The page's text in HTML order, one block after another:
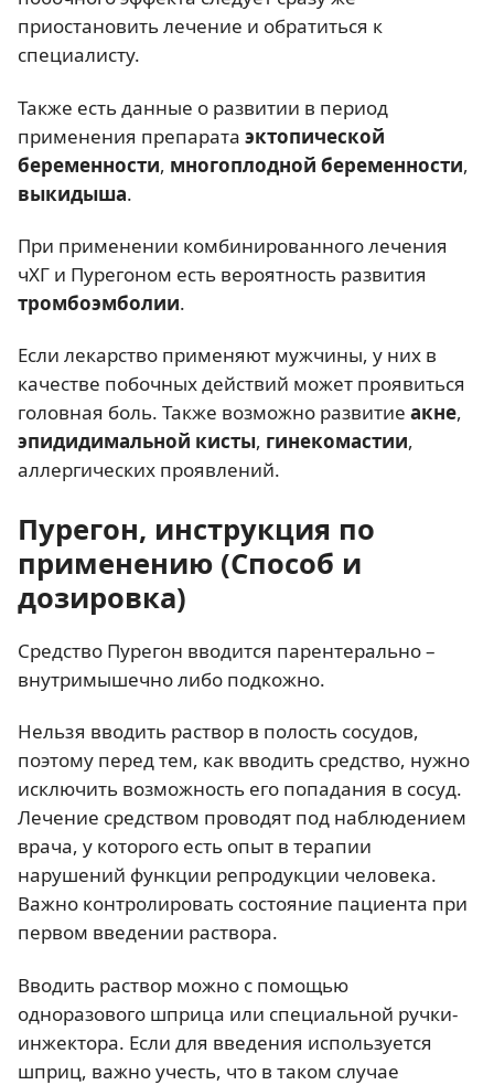
приостановить лечение и обратиться к
специалисту.
Также есть данные о развитии в период
применения препарата эктопической
беременности, многоплодной беременности,
выкидыша.
При применении комбинированного лечения
чХГ и Пурегоном есть вероятность развития
тромбоэмболии.
Если лекарство применяют мужчины, у них в
качестве побочных действий может проявиться
головная боль. Также возможно развитие акне,
эпидидимальной кисты, гинекомастии,
аллергических проявлений.
Пурегон, инструкция по
применению (Способ и
дозировка)
Средство Пурегон вводится парентерально –
внутримышечно либо подкожно.
Нельзя вводить раствор в полость сосудов,
поэтому перед тем, как вводить средство, нужно
исключить возможность его попадания в сосуд.
Лечение средством проводят под наблюдением
врача, у которого есть опыт в терапии
нарушений функции репродукции человека.
Важно контролировать состояние пациента при
первом введении раствора.
Вводить раствор можно с помощью
одноразового шприца или специальной ручки-
инжектора. Если для введения используется
шприц, важно учесть, что в таком случае